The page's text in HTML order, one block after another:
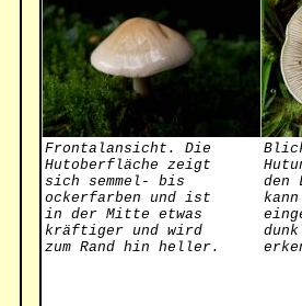
Frontalansicht. Die
Hutoberfläche zeigt
sich semmel- bis
ockerfarben und ist
in der Mitte etwas
kräftiger und wird
zum Rand hin heller.
den
kann